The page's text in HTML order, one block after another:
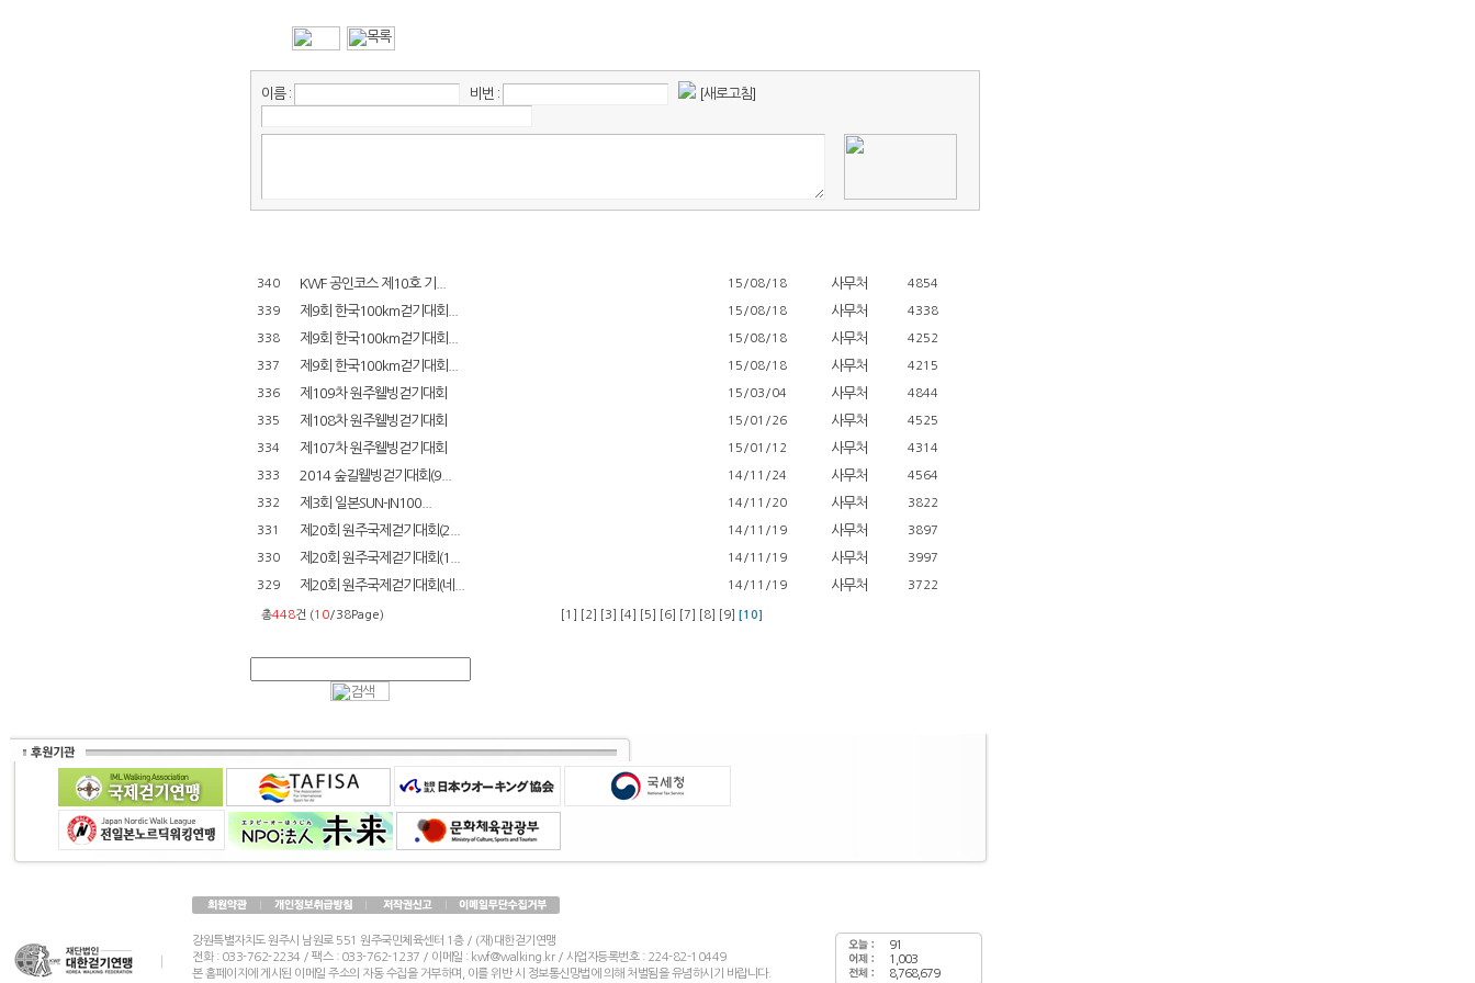
이름 : 비번 : [새로고침]
340 KWF 공인코스 제10호 기... 15/08/18 사무처 4854
339 제9회 한국100km걷기대회... 15/08/18 사무처 4338
338 제9회 한국100km걷기대회... 15/08/18 사무처 4252
337 제9회 한국100km걷기대회... 15/08/18 사무처 4215
336 제109차 원주웰빙걷기대회 15/03/04 사무처 4844
335 제108차 원주웰빙걷기대회 15/01/26 사무처 4525
334 제107차 원주웰빙걷기대회 15/01/12 사무처 4314
333 2014 숲길웰빙걷기대회(9... 14/11/24 사무처 4564
332 제3회 일본SUN-IN100... 14/11/20 사무처 3822
331 제20회 원주국제걷기대회(2... 14/11/19 사무처 3897
330 제20회 원주국제걷기대회(1... 14/11/19 사무처 3997
329 제20회 원주국제걷기대회(네... 14/11/19 사무처 3722
총448건 (10/38Page) [1] [2] [3] [4] [5] [6] [7] [8] [9] [10]
강원특별자치도 원주시 남원로 551 원주국민체육센터 1층 / (재)대한걷기연맹
전화 : 033-762-2234 / 팩스 : 033-762-1237 / 이메일 : kwf@walking.kr / 사업자등록번호 : 224-82-10449
본 홈페이지에 게시된 이메일 주소의 자동 수집을 거부하며, 이를 위반 시 정보통신망법에 의해 처벌됨을 유념하시기 바랍니다.
91
1,003
8,768,679